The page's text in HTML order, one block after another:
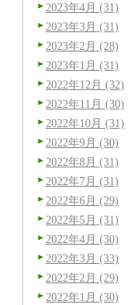
2023年4月 (31)
2023年3月 (31)
2023年2月 (28)
2023年1月 (31)
2022年12月 (32)
2022年11月 (30)
2022年10月 (31)
2022年9月 (30)
2022年8月 (31)
2022年7月 (31)
2022年6月 (29)
2022年5月 (31)
2022年4月 (30)
2022年3月 (33)
2022年2月 (29)
2022年1月 (30)